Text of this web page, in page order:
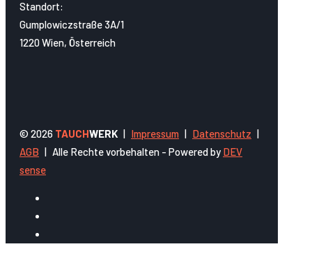
Standort:
Gumplowiczstraße 3A/1
1220 Wien, Österreich
© 2026 TAUCHWERK | Impressum | Datenschutz |
AGB | Alle Rechte vorbehalten - Powered by DEV
sense